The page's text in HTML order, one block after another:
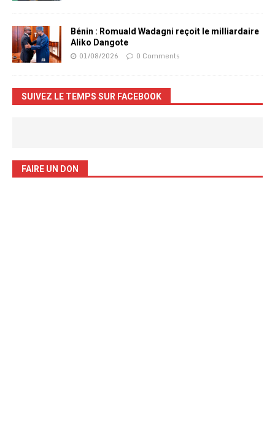
Bénin : Romuald Wadagni reçoit le milliardaire
Aliko Dangote
01/08/2026 0 Comments
SUIVEZ LE TEMPS SUR FACEBOOK
FAIRE UN DON